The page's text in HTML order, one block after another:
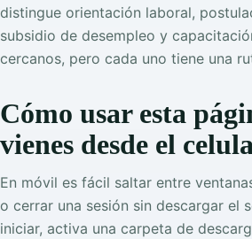
distingue orientación laboral,
subsidio de desempleo y
cercanos, pero cada uno tiene una
Cómo usar esta
vienes desde el
En móvil es fácil saltar entre
o cerrar una sesión sin descargar el
iniciar, activa una carpeta de